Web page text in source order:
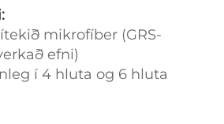
mikrofíber (GRS-
efni)
í 4 hluta og 6 hluta